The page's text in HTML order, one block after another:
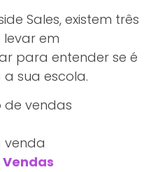
Sales, existem três
em
para entender se é
sua escola.
de vendas
venda